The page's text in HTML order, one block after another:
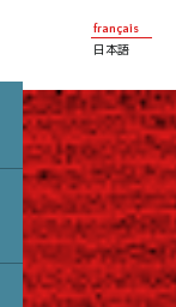
français
日本語